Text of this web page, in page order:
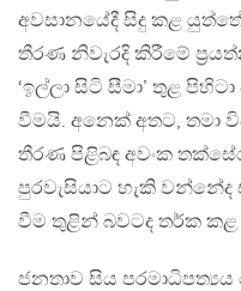
අවසානයේදී සිදු කළ
තීරණ නිවැරදි කිරීමේ
‘ඉල්ලා සිටි සීමා’ තුළ
වීමයි. අනෙක් අතට, තමා
තීරණ පිළිබඳ අවංක
පුරවැසියාට හැකි
වීම තුළින් බවටද තර්ක කළ
ජනතාව සිය